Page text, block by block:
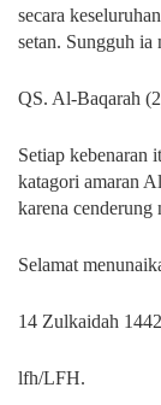
secara
setan. Sungguh ia
QS. Al-Baqarah
Setiap kebenaran
katagori amaran
karena cenderung
Selamat
14 Zulkaidah
lfh/LFH.